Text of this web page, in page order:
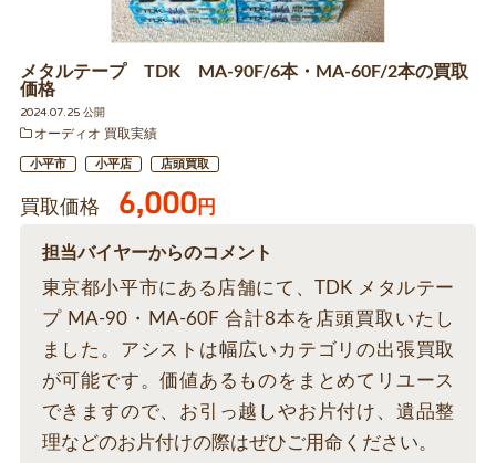
メタルテープ TDK MA-90F/6本・MA-60F/2本の買取
価格
2024.07.25 公開
オーディオ 買取実績
小平市 小平店 店頭買取
買取価格 6,000円
担当バイヤーからのコメント
東京都小平市にある店舗にて、TDK メタルテー
プ MA-90・MA-60F 合計8本を店頭買取いたし
ました。アシストは幅広いカテゴリの出張買取
が可能です。価値あるものをまとめてリユース
できますので、お引っ越しやお片付け、遺品整
理などのお片付けの際はぜひご用命ください。